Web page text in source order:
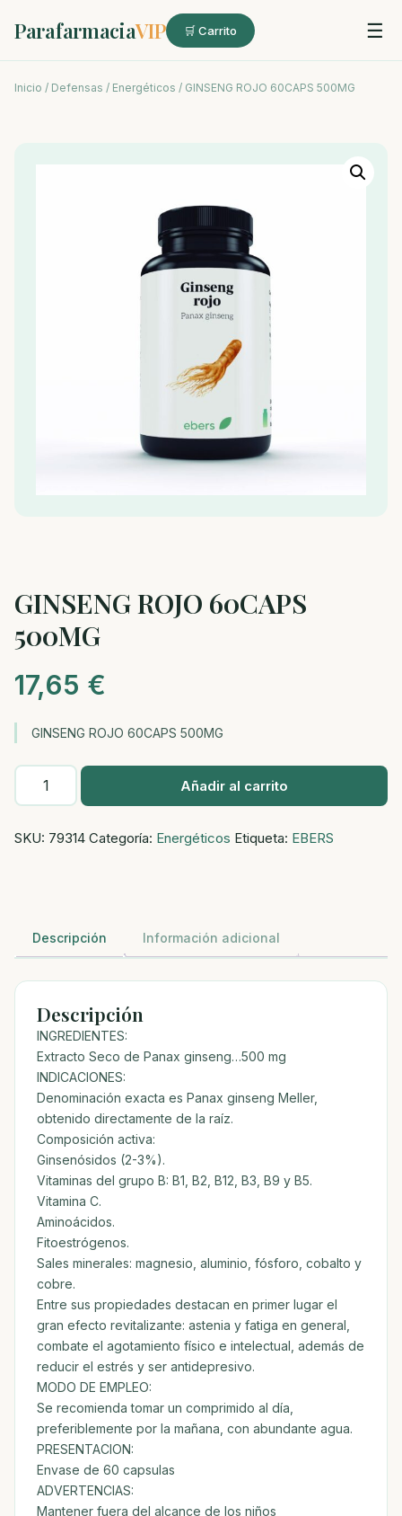
ParafarmaciaVIP 🛒 Carrito ☰
Inicio / Defensas / Energéticos / GINSENG ROJO 60CAPS 500MG
GINSENG ROJO 60CAPS
500MG
17,65 €
GINSENG ROJO 60CAPS 500MG
GINSENG
ROJO
500MG
Añadir al carrito
SKU: 79314 Categoría: Energéticos Etiqueta: EBERS
Descripción Información adicional
Descripción
INGREDIENTES:
Extracto Seco de Panax ginseng…500 mg
INDICACIONES:
Denominación exacta es Panax ginseng Meller,
obtenido directamente de la raíz.
Composición activa:
Ginsenósidos (2-3%).
Vitaminas del grupo B: B1, B2, B12, B3, B9 y B5.
Vitamina C.
Aminoácidos.
Fitoestrógenos.
Sales minerales: magnesio, aluminio, fósforo, cobalto y
cobre.
Entre sus propiedades destacan en primer lugar el
gran efecto revitalizante: astenia y fatiga en general,
combate el agotamiento físico e intelectual, además de
reducir el estrés y ser antidepresivo.
MODO DE EMPLEO:
Se recomienda tomar un comprimido al día,
preferiblemente por la mañana, con abundante agua.
PRESENTACION:
Envase de 60 capsulas
ADVERTENCIAS:
Mantener fuera del alcance de los niños